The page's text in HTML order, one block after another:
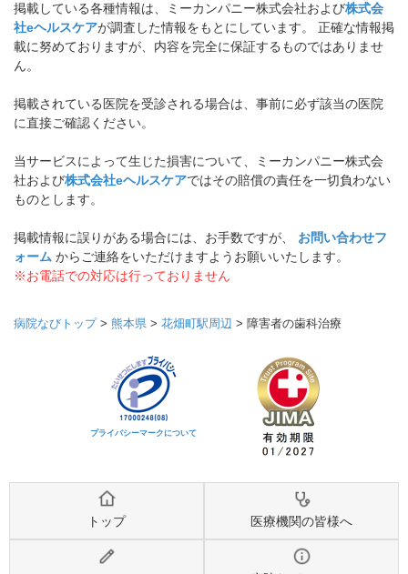
掲載している各種情報は、ミーカンパニー株式会社および株式会
社eヘルスケアが調査した情報をもとにしています。 正確な情報掲
載に努めておりますが、内容を完全に保証するものではありませ
ん。
掲載されている医院を受診される場合は、事前に必ず該当の医院
に直接ご確認ください。
当サービスによって生じた損害について、ミーカンパニー株式会
社および株式会社eヘルスケアではその賠償の責任を一切負わない
ものとします。
掲載情報に誤りがある場合には、お手数ですが、 お問い合わせフ
ォーム からご連絡をいただけますようお願いいたします。
※お電話での対応は行っておりません
病院なびトップ> 熊本県 > 花畑町駅周辺 > 障害者の歯科治療
プライバシーマークについて
トップ 医療機関の皆様へ